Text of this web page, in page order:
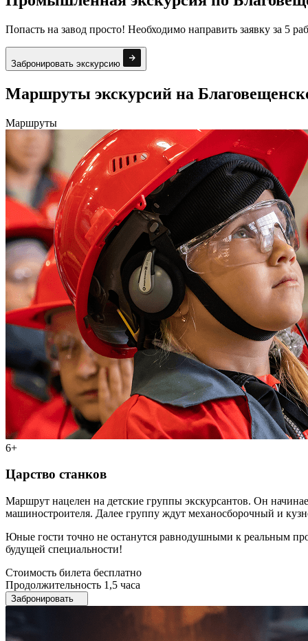
Попасть на завод просто! Необходимо направить заявку за 5
Забронировать экскурсию
Маршруты экскурсий на
Маршруты
6+
Царство станков
Маршрут нацелен на детские группы экскурсантов. Он
машиностроителя. Далее группу ждут механосборочный и
Юные гости точно не останутся равнодушными к реальным
будущей специальности!
Стоимость билета бесплатно
Продолжительность 1,5 часа
Забронировать